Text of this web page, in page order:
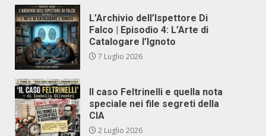
L’Archivio dell’Ispettore Di
Falco | Episodio 4: L’Arte di
Catalogare l’Ignoto
7 Luglio 2026
Il caso Feltrinelli e quella nota
speciale nei file segreti della
CIA
2 Luglio 2026